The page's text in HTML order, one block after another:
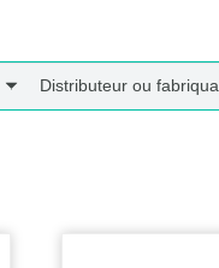
Distributeur ou